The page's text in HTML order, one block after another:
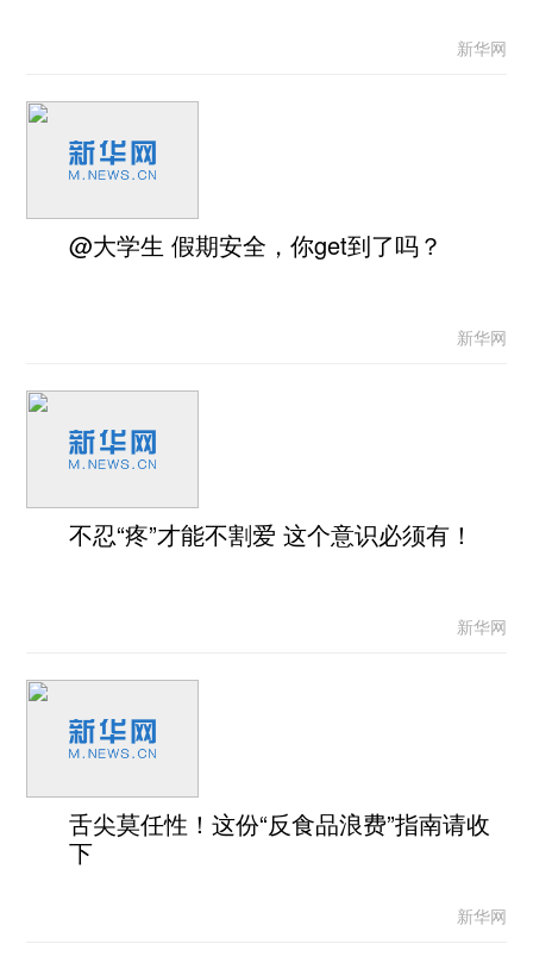
新华网
@大学生 假期安全，你get到了吗？
新华网
不忍“疼”才能不割爱 这个意识必须有！
新华网
舌尖莫任性！这份“反食品浪费”指南请收
下
新华网